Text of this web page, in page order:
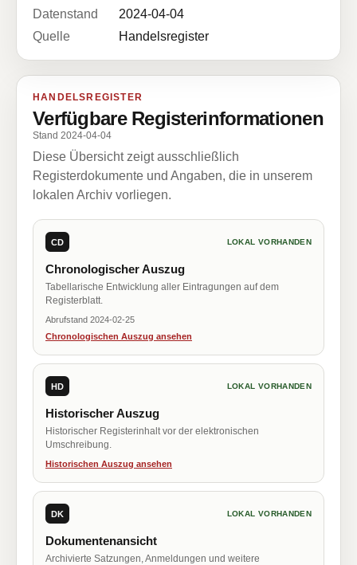
Datenstand
2024-04-04
Quelle
Handelsregister
HANDELSREGISTER
Verfügbare Registerinformationen
Stand 2024-04-04
Diese Übersicht zeigt ausschließlich
Registerdokumente und Angaben, die in unserem
lokalen Archiv vorliegen.
CD LOKAL VORHANDEN
Chronologischer Auszug
Tabellarische Entwicklung aller Eintragungen auf dem
Registerblatt.
Abrufstand 2024-02-25
Chronologischen Auszug ansehen
HD LOKAL VORHANDEN
Historischer Auszug
Historischer Registerinhalt vor der elektronischen
Umschreibung.
Historischen Auszug ansehen
DK LOKAL VORHANDEN
Dokumentenansicht
Archivierte Satzungen, Anmeldungen und weitere